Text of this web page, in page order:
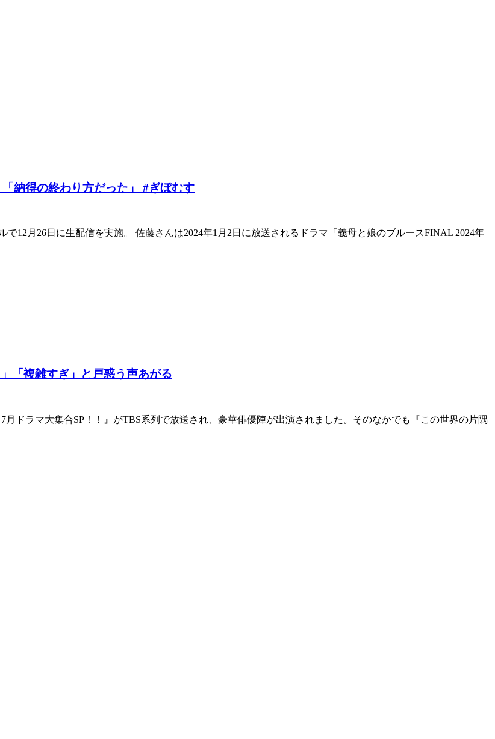
納得の終わり方だった」 #ぎぼむす
で12月26日に生配信を実施。 佐藤さんは2024年1月2日に放送されるドラマ「義母と娘のブルースFINAL 2024年
「複雑すぎ」と戸惑う声あがる
月ドラマ大集合SP！！』がTBS系列で放送され、豪華俳優陣が出演されました。そのなかでも『この世界の片隅